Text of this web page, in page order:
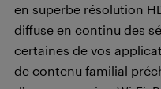
en superbe résolution
diffuse en continu des
certaines de vos
de contenu familial